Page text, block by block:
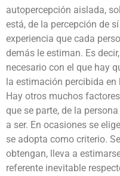
autopercepción aislada,
está, de la percepción de
experiencia que cada
demás le estiman. Es
necesario con el que hay
la estimación percibida
Hay otros muchos
que se parte, de la
a ser. En ocasiones se
se adopta como criterio.
obtengan, lleva a
referente inevitable